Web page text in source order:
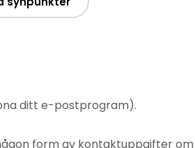
ditt e-postprogram).
form av kontaktuppgifter